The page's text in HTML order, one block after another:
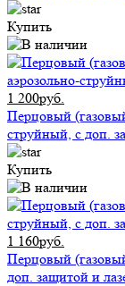
Купить
1 200руб.
Перцовый
струйный, с доп.
Купить
1 160руб.
Перцовый
доп. защитой и